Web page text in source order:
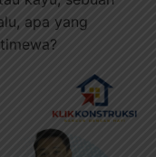
apa yang